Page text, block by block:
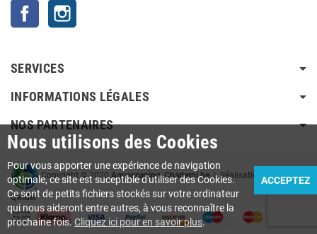
Facebook
SERVICES
INFORMATIONS LÉGALES
NOS PARTENAIRES
Copyright © 2020Aquascaping-Charleroi.be| Réalisation Agence
Qwider
Nous utilisons des Cookies
Pour vous apporter une expérience de navigation
optimale, ce site est suceptible d'utiliser des Cookies.
Ce sont de petits fichiers stockés sur votre ordinateur
qui nous aideront entre autres, à vous reconnaître la
prochaine fois. Cliquez ici pour en savoir plus.
ACCEPTEZ